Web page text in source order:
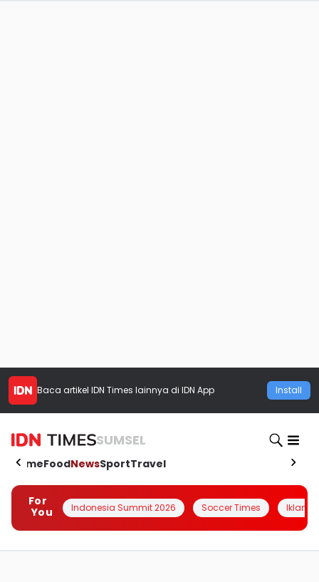
Baca artikel IDN Times lainnya di IDN App Install
SUMSEL
HomeFoodNewsSportTravel
For
You
Indonesia Summit 2026 Soccer Times Iklanin